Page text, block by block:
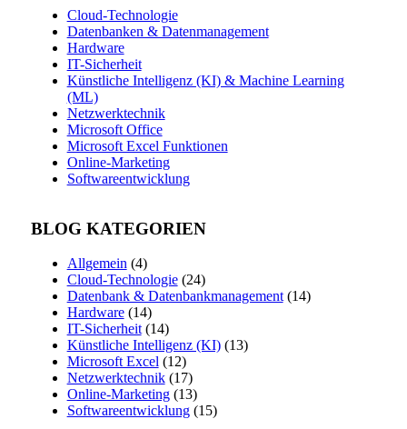
Cloud-Technologie
Datenbanken & Datenmanagement
Hardware
IT-Sicherheit
Künstliche Intelligenz (KI) & Machine Learning
(ML)
Netzwerktechnik
Microsoft Office
Microsoft Excel Funktionen
Online-Marketing
Softwareentwicklung
BLOG KATEGORIEN
Allgemein(4)
Cloud-Technologie(24)
Datenbank & Datenbankmanagement(14)
Hardware(14)
IT-Sicherheit(14)
Künstliche Intelligenz (KI)(13)
Microsoft Excel(12)
Netzwerktechnik(17)
Online-Marketing(13)
Softwareentwicklung(15)